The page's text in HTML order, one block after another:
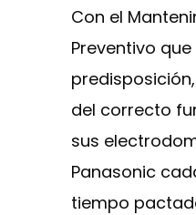
Con el
Preventivo
del correcto
sus
Panasonic
tiempo